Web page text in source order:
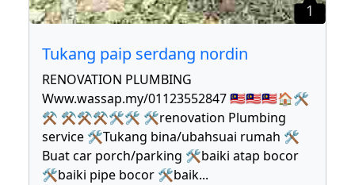
1
Tukang paip serdang nordin
RENOVATION PLUMBING
Www.wassap.my/01123552847 🇲🇾🇲🇾🇲🇾🏠🛠
⚒ ⚒⚒⚒🛠🛠 🛠renovation Plumbing
service 🛠Tukang bina/ubahsuai rumah 🛠
Buat car porch/parking 🛠baiki atap bocor
🛠baiki pipe bocor 🛠baik...